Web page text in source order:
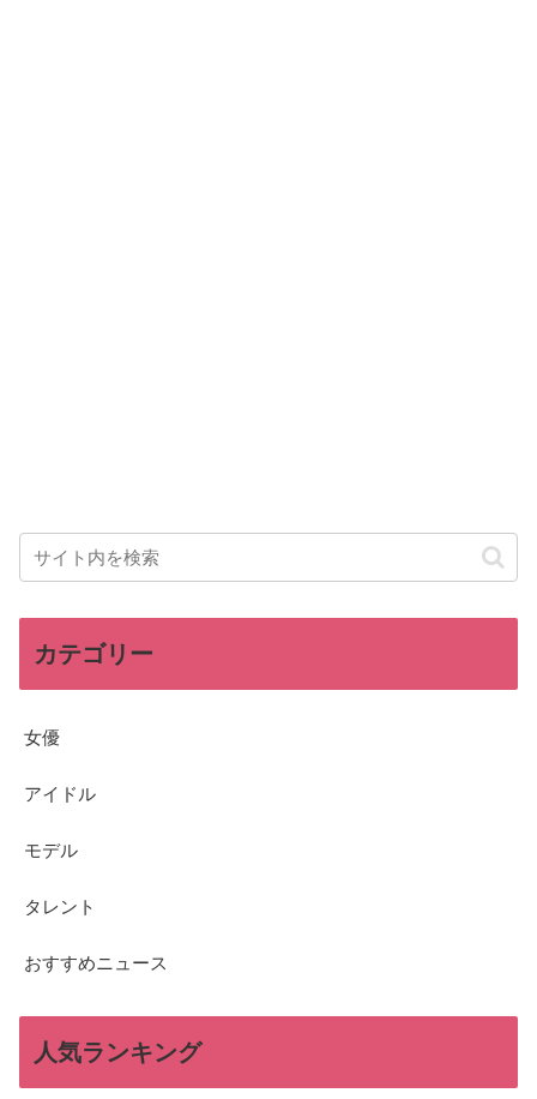
カテゴリー
女優
アイドル
モデル
タレント
おすすめニュース
人気ランキング